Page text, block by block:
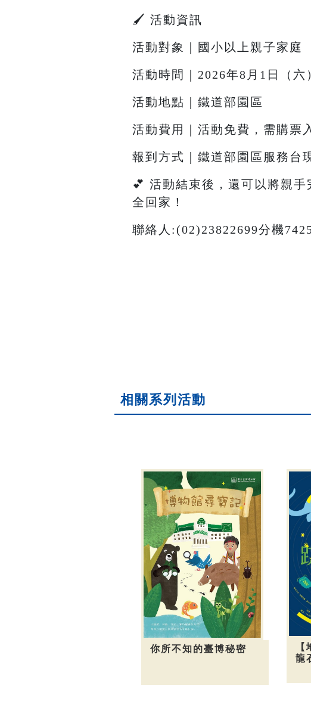
🖌 活動資訊
活動對象｜國小以上親子家庭
活動時間｜2026年8月1日（
活動地點｜鐵道部園區
活動費用｜活動免費，需購票
報到方式｜鐵道部園區服務台
💕 活動結束後，還可以將親
全回家！
聯絡人:(02)23822699分機
相關系列活動
你所不知的臺博秘密
龍